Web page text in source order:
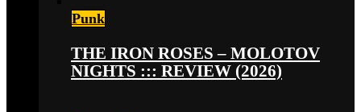
Punk
THE IRON ROSES – MOLOTOV
NIGHTS ::: REVIEW (2026)